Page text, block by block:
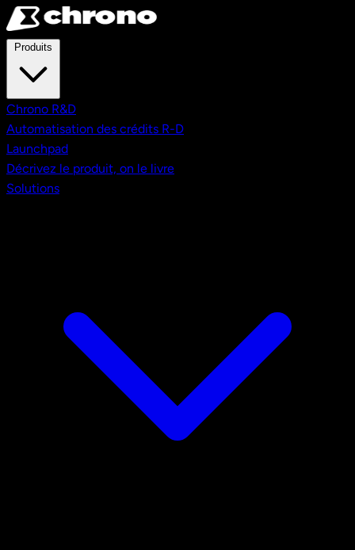
Aller au contenu principal
Chrono R&D
Automatisation des crédits R-D
Launchpad
Décrivez le produit, on le livre
Solutions